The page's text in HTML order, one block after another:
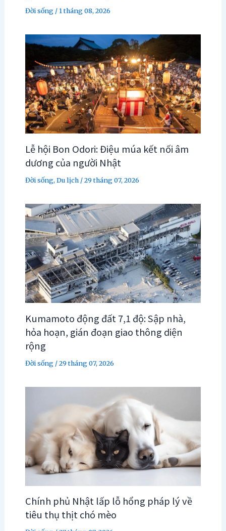
Đời sống/1 tháng 08, 2026
Lễ hội Bon Odori: Điệu múa kết nối âm
dương của người Nhật
Đời sống, Du lịch/29 tháng 07, 2026
Kumamoto động đất 7,1 độ: Sập nhà,
hỏa hoạn, gián đoạn giao thông diện
rộng
Đời sống/29 tháng 07, 2026
Chính phủ Nhật lấp lỗ hổng pháp lý về
tiêu thụ thịt chó mèo